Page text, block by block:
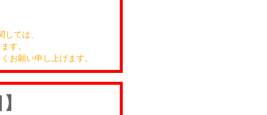
ては、
す。
お願い申し上げます。